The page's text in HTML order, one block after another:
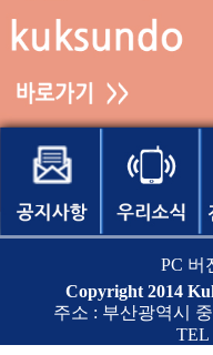
PC 버
Copyright 2014
주소 : 부산광역시
TEL